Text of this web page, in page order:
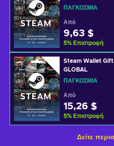
ΠΑΓΚΌΣΜΙΑ
Από
9,63 $
5% Επιστροφή
Steam Wallet Gift
GLOBAL
ΠΑΓΚΌΣΜΙΑ
Από
15,26 $
5% Επιστροφή
Δείτε